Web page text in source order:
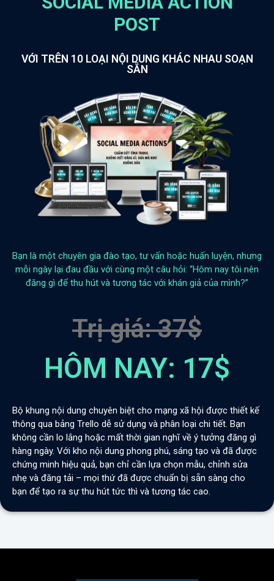
POST
VỚI TRÊN 10 LOẠI NỘI DUNG KHÁC NHAU SOẠN
SẴN
Bạn là một chuyên gia đào tạo, tư vấn hoặc huấn luyện, nhưng
mỗi ngày lại đau đầu với cùng một câu hỏi: “Hôm nay tôi nên
đăng gì để thu hút và tương tác với khán giả của mình?”
Trị giá: 37$
HÔM NAY: 17$
Bộ khung nội dung chuyên biệt cho mạng xã hội được thiết kế
thông qua bảng Trello dễ sử dụng và phân loại chi tiết. Bạn
không cần lo lắng hoặc mất thời gian nghĩ về ý tưởng đăng gì
hàng ngày. Với kho nội dung phong phú, sáng tạo và đã được
chứng minh hiệu quả, bạn chỉ cần lựa chọn mẫu, chỉnh sửa
nhẹ và đăng tải – mọi thứ đã được chuẩn bị sẵn sàng cho
bạn để tạo ra sự thu hút tức thì và tương tác cao.